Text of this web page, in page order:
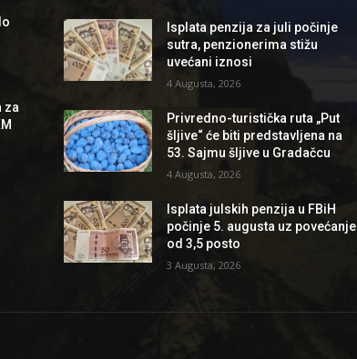
za
Isplata penzija za juli počinje
sutra, penzionerima stižu
uvećani iznosi
4 Augusta, 2026
Privredno-turistička ruta „Put
šljive“ će biti predstavljena na
53. Sajmu šljive u Gradačcu
4 Augusta, 2026
Isplata julskih penzija u FBiH
počinje 5. augusta uz povećanje
od 3,5 posto
3 Augusta, 2026